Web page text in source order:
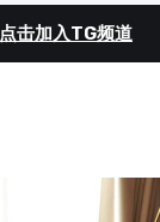
点击加入TG频道